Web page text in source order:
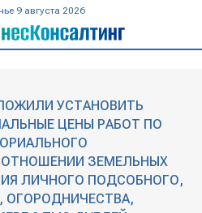
9 августа 2026
УСТАНОВИТЬ
ЦЕНЫ РАБОТ ПО
ЗЕМЕЛЬНЫХ
ЛИЧНОГО ПОДСОБНОГО,
ОГОРОДНИЧЕСТВА,